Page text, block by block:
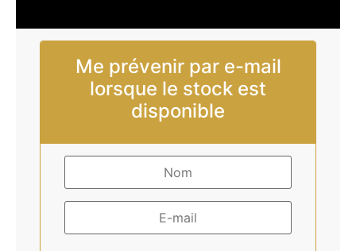
Me prévenir par e-mail
lorsque le stock est
disponible